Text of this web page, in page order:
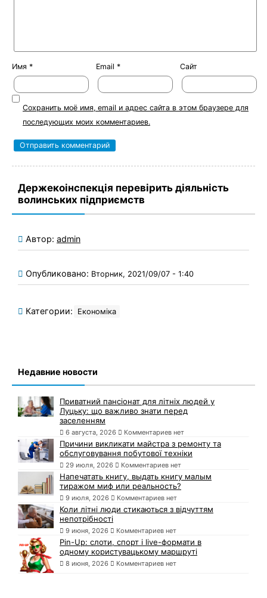
Имя * Email * Сайт
Сохранить моё имя, email и адрес сайта в этом браузере для
последующих моих комментариев.
Держекоінспекція перевірить діяльність
волинських підприємств
Автор: admin
Опубликовано: Вторник, 2021/09/07 - 1:40
Категории: Економіка
Недавние новости
Приватний пансіонат для літніх людей у
Луцьку: що важливо знати перед
заселенням
6 августа, 2026 Комментариев нет
Причини викликати майстра з ремонту та
обслуговування побутової техніки
29 июля, 2026 Комментариев нет
Напечатать книгу, выдать книгу малым
тиражом миф или реальность?
9 июля, 2026 Комментариев нет
Коли літні люди стикаються з відчуттям
непотрібності
9 июня, 2026 Комментариев нет
Pin-Up: слоти, спорт і live-формати в
одному користувацькому маршруті
8 июня, 2026 Комментариев нет